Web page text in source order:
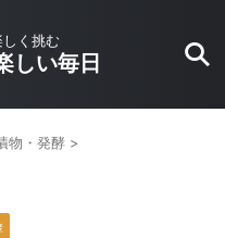
く挑む
しい毎日
物・発酵 >